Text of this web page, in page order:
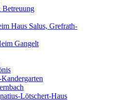
Haus Salus, Grefrath-
Gangelt
Lötschert-Haus